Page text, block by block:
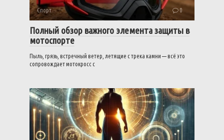
Спорт 0
Полный обзор важного элемента защиты в
мотоспорте
Пыль, грязь, встречный ветер, летящие с трека камни — всё это
сопровождает мотокросс с